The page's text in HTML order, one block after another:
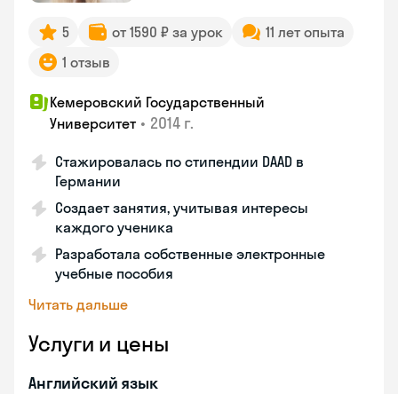
5 от 1590 ₽ за урок
11 лет опыта
1 отзыв
Кемеровский Государственный
Университет • 2014 г.
Стажировалась по стипендии DAAD в
Германии
Создает занятия, учитывая интересы
каждого ученика
Разработала собственные электронные
учебные пособия
Читать дальше
Услуги и цены
Английский язык